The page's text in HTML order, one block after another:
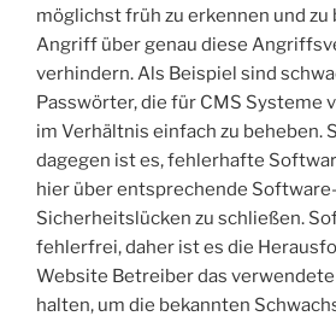
möglichst früh zu erkennen und zu
Angriff über genau diese
verhindern. Als Beispiel sind
Passwörter, die für CMS Systeme
im Verhältnis einfach zu beheben.
dagegen ist es, fehlerhafte
hier über entsprechende
Sicherheitslücken zu schließen.
fehlerfrei, daher ist es die
Website Betreiber das
halten, um die bekannten